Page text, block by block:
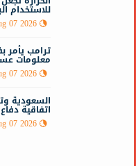
للاستخدام
07 2026
ترامب يأمر
معلومات
07 2026
السعودية
اتفاقية
07 2026